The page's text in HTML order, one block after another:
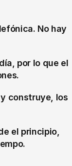
No hay
por lo que el
construye, los
el principio,